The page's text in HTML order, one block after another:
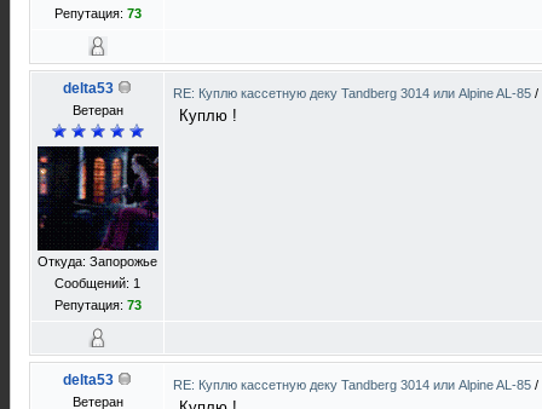
Репутация: 73
delta53
Ветеран
Откуда: Запорожье
Сообщений: 1
Репутация: 73
RE: Куплю кассетную деку Tandberg 3014 или Alpine AL-85 /
Куплю !
delta53
Ветеран
RE: Куплю кассетную деку Tandberg 3014 или Alpine AL-85 /